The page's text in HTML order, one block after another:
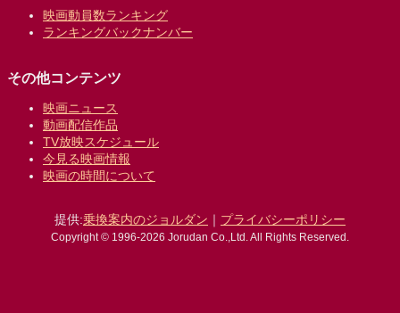
映画動員数ランキング
ランキングバックナンバー
その他コンテンツ
映画ニュース
動画配信作品
TV放映スケジュール
今見る映画情報
映画の時間について
提供:乗換案内のジョルダン ｜ プライバシーポリシー
Copyright © 1996-2026 Jorudan Co.,Ltd. All Rights Reserved.